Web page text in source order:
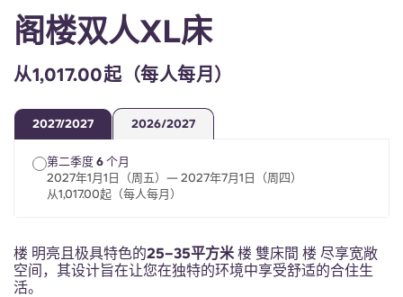
Chinese
Español
Català
French
登录
阁楼双人XL床
从1,017.00起（每人每月）
2027/2027 2026/2027
第二季度 6 个月
2027年1月1日（周五）— 2027年7月1日（周四）
从1,017.00起（每人每月）
楼 明亮且极具特色的25–35平方米楼 雙床間 楼 尽享宽敞
空间，其设计旨在让您在独特的环境中享受舒适的合住生
活。